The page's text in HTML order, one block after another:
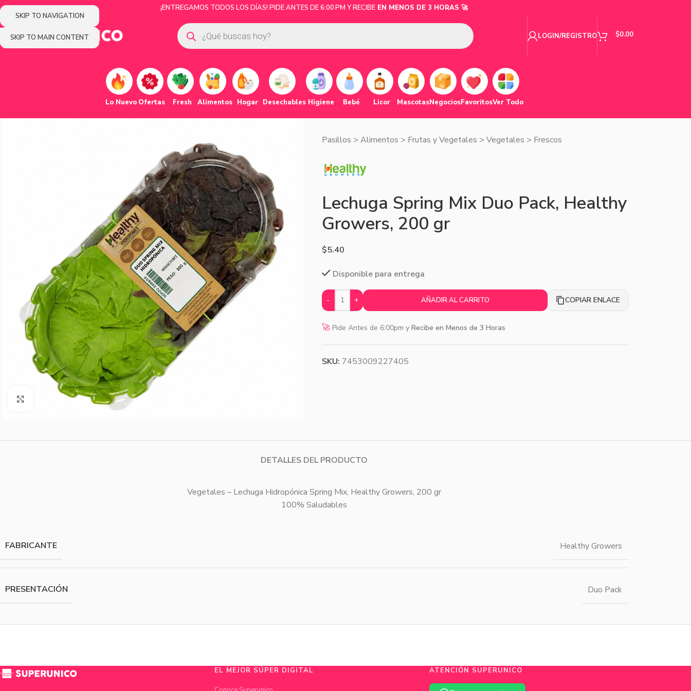
SKIP TO NAVIGATION
SKIP TO MAIN CONTENT
¡ENTREGAMOS TODOS LOS DÍAS! PIDE ANTES DE 6:00 PM Y RECIBE EN MENOS DE 3 HORAS 🚀
LOGIN/REGISTRO $0.00
Lo Nuevo Ofertas Fresh Alimentos Hogar Desechables Higiene Bebé Licor MascotasNegociosFavoritosVer Todo
Agrandar imagen
Pasillos > Alimentos > Frutas y Vegetales > Vegetales > Frescos
Lechuga Spring Mix Duo Pack, Healthy
Growers, 200 gr
$5.40
Disponible para entrega
- + AÑADIR AL CARRITO COPIAR ENLACE
🚀Pide Antes de 6:00pm y Recibe en Menos de 3 Horas
SKU: 7453009227405
DETALLES DEL PRODUCTO
Vegetales – Lechuga Hidropónica Spring Mix, Healthy Growers, 200 gr
100% Saludables
FABRICANTE Healthy Growers
PRESENTACIÓN Duo Pack
EL MEJOR SÚPER DIGITAL ATENCIÓN SUPERUNICO